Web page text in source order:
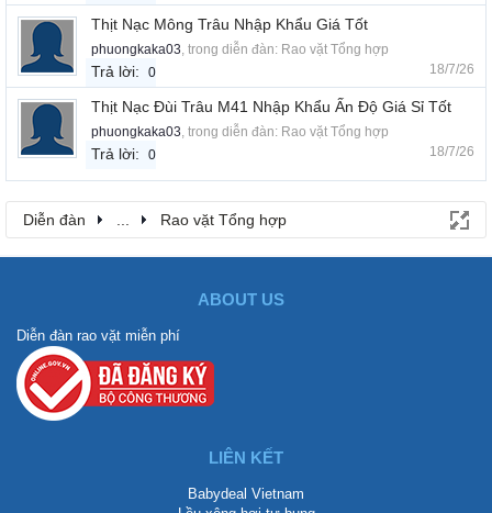
Thịt Nạc Mông Trâu Nhập Khẩu Giá Tốt
phuongkaka03, trong diễn đàn: Rao vặt Tổng hợp
Trả lời: 0 18/7/26
Thịt Nạc Đùi Trâu M41 Nhập Khẩu Ấn Độ Giá Sỉ Tốt
phuongkaka03, trong diễn đàn: Rao vặt Tổng hợp
Trả lời: 0 18/7/26
Diễn đàn ... Rao vặt Tổng hợp
ABOUT US
Diễn đàn rao vặt miễn phí
LIÊN KẾT
Babydeal Vietnam